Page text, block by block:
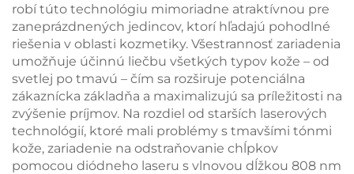
robí túto technológiu mimoriadne atraktívnou pre
zaneprázdnených jedincov, ktorí hľadajú pohodlné
riešenia v oblasti kozmetiky. Všestrannosť zariadenia
umožňuje účinnú liečbu všetkých typov kože – od
svetlej po tmavú – čím sa rozširuje potenciálna
zákaznícka základňa a maximalizujú sa príležitosti na
zvýšenie príjmov. Na rozdiel od starších laserových
technológií, ktoré mali problémy s tmavšími tónmi
kože, zariadenie na odstraňovanie chĺpkov
pomocou diódneho laseru s vlnovou dĺžkou 808 nm